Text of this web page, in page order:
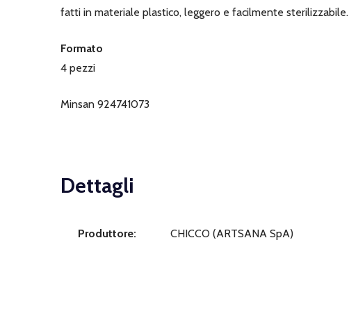
fatti in materiale plastico, leggero e facilmente sterilizzabile.
Formato
4 pezzi
Minsan 924741073
Dettagli
Produttore: CHICCO (ARTSANA SpA)